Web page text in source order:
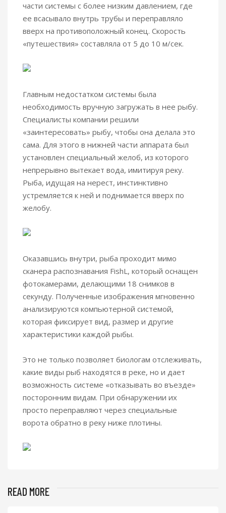
части системы с более низким давлением, где
ее всасывало внутрь трубы и переправляло
вверх на противоположный конец. Скорость
«путешествия» составляла от 5 до 10 м/сек.
Главным недостатком системы была
необходимость вручную загружать в нее рыбу.
Специалисты компании решили
«заинтересовать» рыбу, чтобы она делала это
сама. Для этого в нижней части аппарата был
установлен специальный желоб, из которого
непрерывно вытекает вода, имитируя реку.
Рыба, идущая на нерест, инстинктивно
устремляется к ней и поднимается вверх по
желобу.
Оказавшись внутри, рыба проходит мимо
сканера распознавания FishL, который оснащен
фотокамерами, делающими 18 снимков в
секунду. Полученные изображения мгновенно
анализируются компьютерной системой,
которая фиксирует вид, размер и другие
характеристики каждой рыбы.
Это не только позволяет биологам отслеживать,
какие виды рыб находятся в реке, но и дает
возможность системе «отказывать во въезде»
посторонним видам. При обнаружении их
просто переправляют через специальные
ворота обратно в реку ниже плотины.
READ MORE